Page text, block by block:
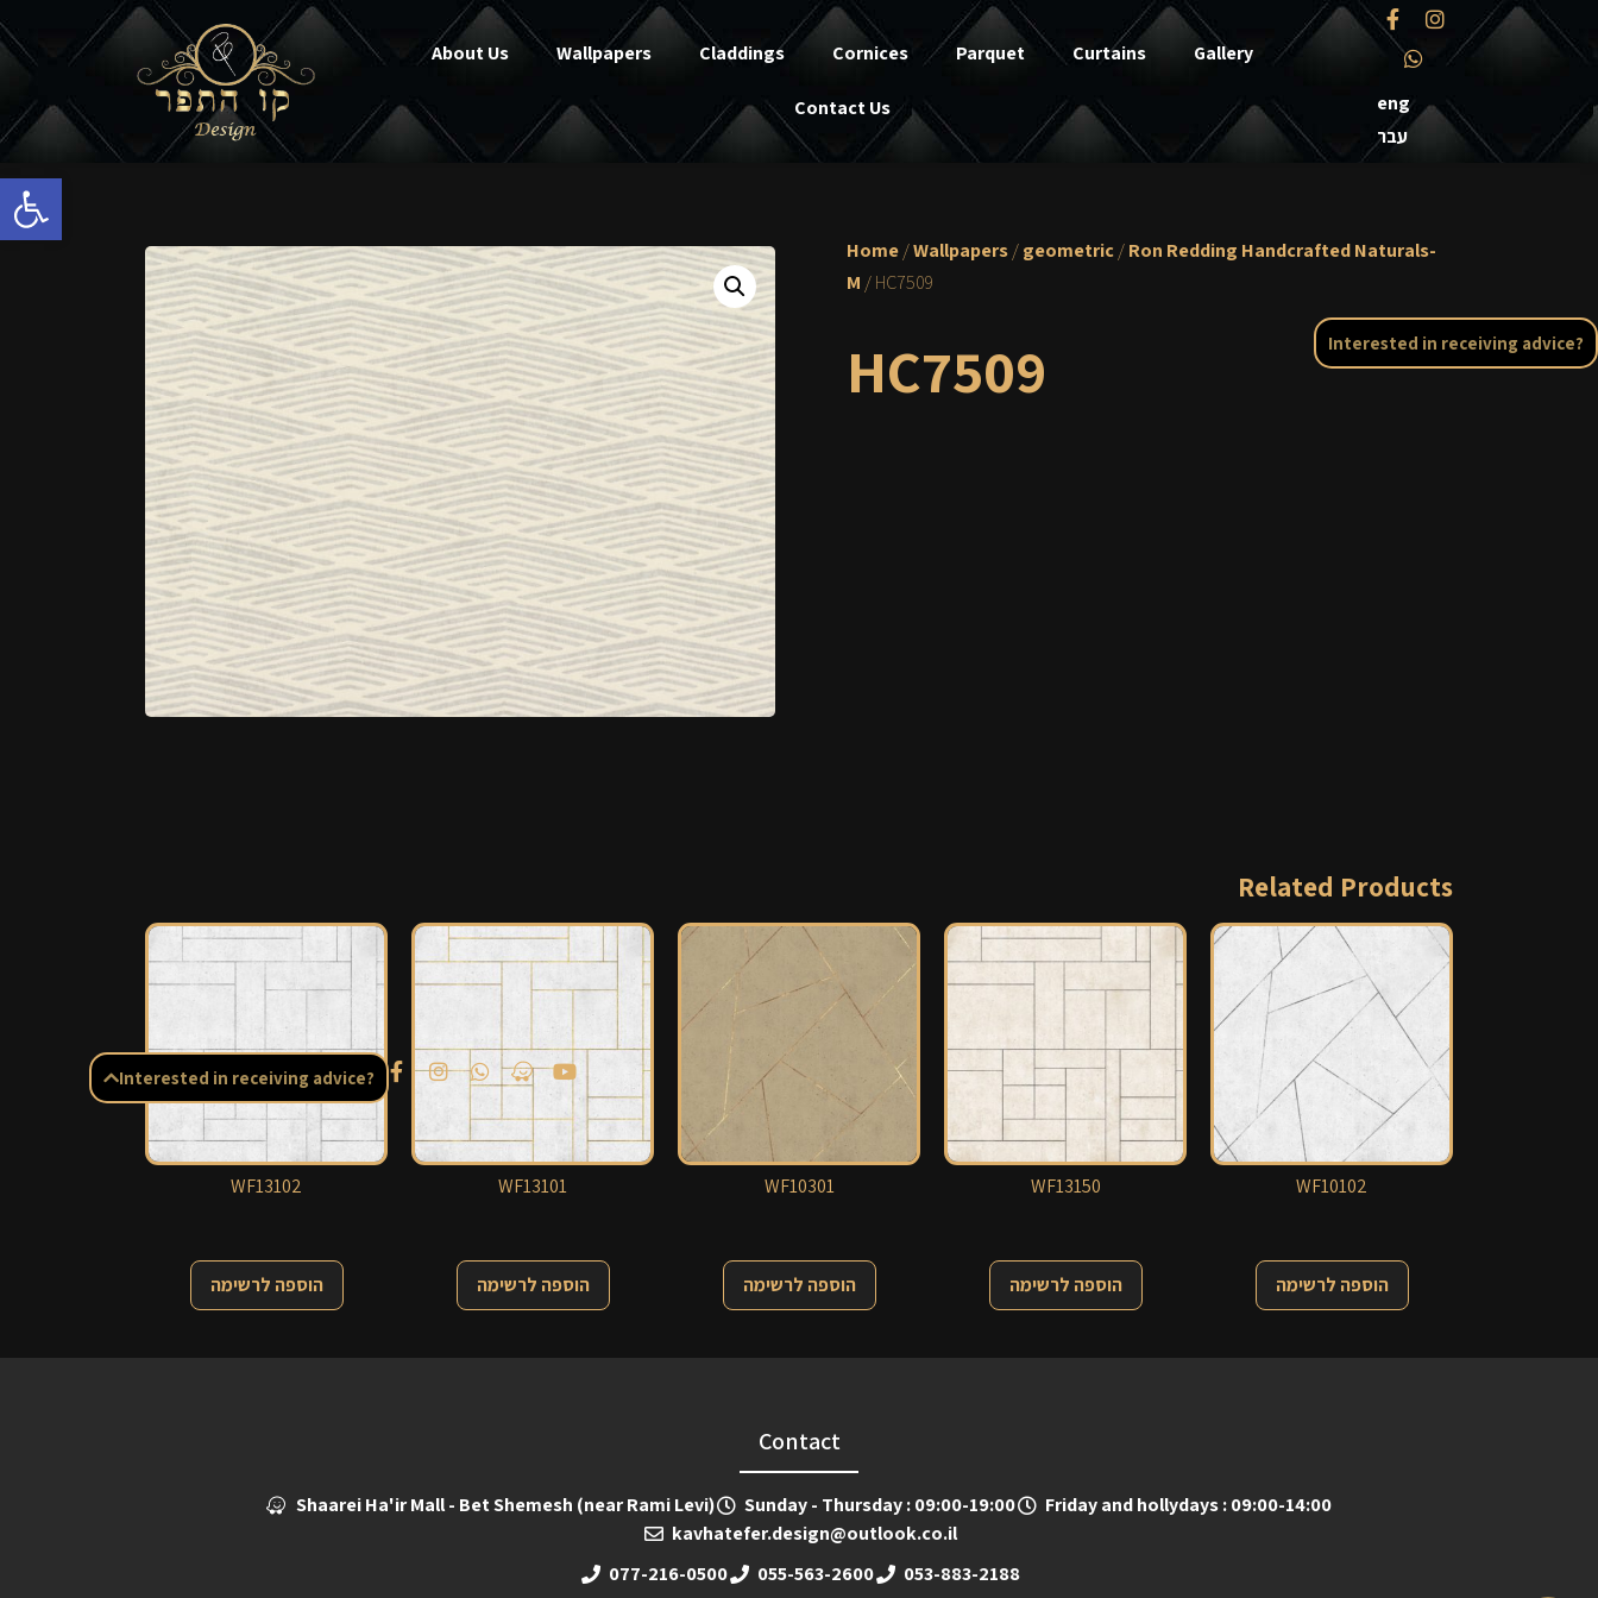
Open toolbar
About Us Wallpapers Claddings Cornices Parquet Curtains Gallery
Contact Us
eng
עבר
Home/Wallpapers/geometric/Ron Redding Handcrafted Naturals-
M / HC7509
HC7509
Related Products
WF13102
הוספה לרשימה
WF13101
הוספה לרשימה
WF10301
הוספה לרשימה
WF13150
הוספה לרשימה
WF10102
הוספה לרשימה
Interested in receiving advice?
Interested in receiving advice?
Contact
Shaarei Ha'ir Mall - Bet Shemesh (near Rami Levi) Sunday - Thursday : 09:00-19:00
Friday and hollydays : 09:00-14:00
kavhatefer.design@outlook.co.il
077-216-0500
055-563-2600 053-883-2188